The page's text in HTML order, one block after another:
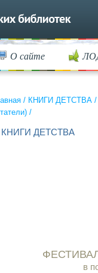
О сайте
/ КНИГИ ДЕТСТВА
/
КНИГИ ДЕТСТВА
в